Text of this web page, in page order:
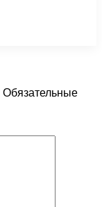
Обязательные